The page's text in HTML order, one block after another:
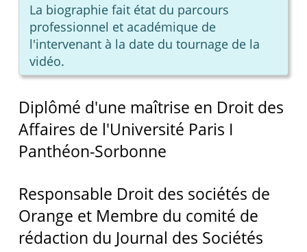
La biographie fait état du parcours
professionnel et académique de
l'intervenant à la date du tournage de la
vidéo.
Diplômé d'une maîtrise en Droit des
Affaires de l'Université Paris I
Panthéon-Sorbonne
Responsable Droit des sociétés de
Orange et Membre du comité de
rédaction du Journal des Sociétés